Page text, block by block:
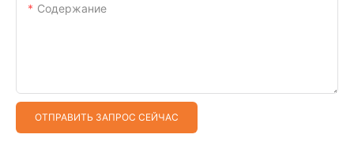
Содержание
ОТПРАВИТЬ ЗАПРОС СЕЙЧАС